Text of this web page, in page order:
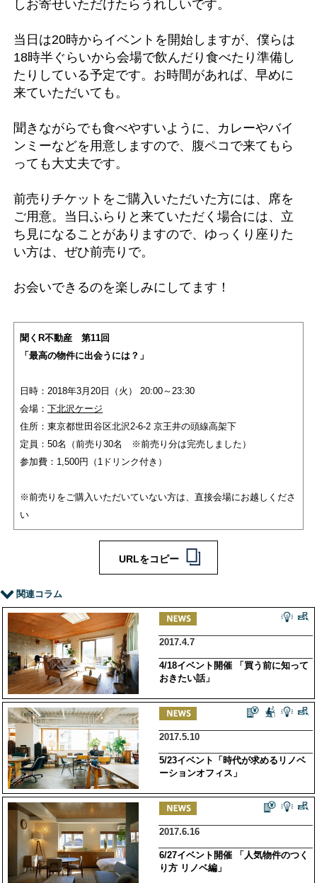
しお寄せいただけたらうれしいです。
当日は20時からイベントを開始しますが、僕らは
18時半ぐらいから会場で飲んだり食べたり準備し
たりしている予定です。お時間があれば、早めに
来ていただいても。
聞きながらでも食べやすいように、カレーやバイ
ンミーなどを用意しますので、腹ペコで来てもら
っても大丈夫です。
前売りチケットをご購入いただいた方には、席を
ご用意。当日ふらりと来ていただく場合には、立
ち見になることがありますので、ゆっくり座りた
い方は、ぜひ前売りで。
お会いできるのを楽しみにしてます！
聞くR不動産 第11回
「最高の物件に出会うには？」
日時：2018年3月20日（火） 20:00～23:30
会場：下北沢ケージ
住所：東京都世田谷区北沢2-6-2 京王井の頭線高架下
定員：50名（前売り30名 ※前売り分は完売しました）
参加費：1,500円（1ドリンク付き）
※前売りをご購入いただいていない方は、直接会場にお越しくださ
い
URLをコピー
関連コラム
2017.4.7
4/18イベント開催 「買う前に知って
おきたい話」
2017.5.10
5/23イベント「時代が求めるリノベ
ーションオフィス」
2017.6.16
6/27イベント開催 「人気物件のつく
り方 リノベ編」